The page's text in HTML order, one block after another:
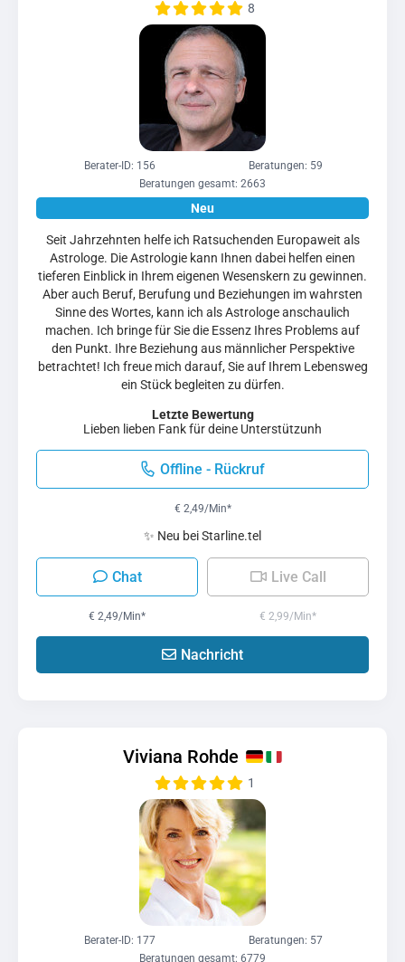
8
Seit Jahrzehnten helfe ich Ratsuchenden Europaweit als
Astrologe. Die Astrologie kann Ihnen dabei helfen einen
tieferen Einblick in Ihrem eigenen Wesenskern zu gewinnen.
Aber auch Beruf, Berufung und Beziehungen im wahrsten
Sinne des Wortes, kann ich als Astrologe anschaulich
machen. Ich bringe für Sie die Essenz Ihres Problems auf
den Punkt. Ihre Beziehung aus männlicher Perspektive
betrachtet! Ich freue mich darauf, Sie auf Ihrem Lebensweg
ein Stück begleiten zu dürfen.
Berater-ID: 156
Beratungen: 59
Beratungen gesamt: 2663
Letzte Bewertung
Lieben lieben Fank für deine Unterstützunh
Offline - Rückruf
€ 2,49/Min*
✨ Neu bei Starline.tel
Chat
€ 2,49/Min*
Live Call
€ 2,99/Min*
Nachricht
Viviana Rohde
1
Berater-ID: 177
Beratungen: 57
Beratungen gesamt: 6779